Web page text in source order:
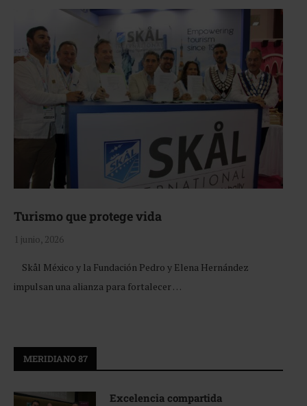
Turismo que protege vida
1 junio, 2026
Skål México y la Fundación Pedro y Elena Hernández
impulsan una alianza para fortalecer …
MERIDIANO 87
Excelencia compartida